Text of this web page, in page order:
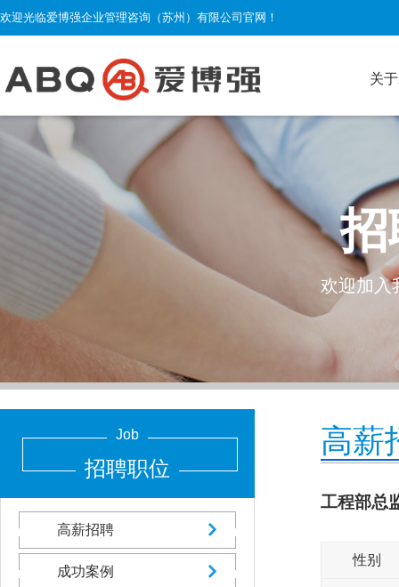
欢迎光临爱博强企业管理咨询（苏州）有限公司官网！
关
欢迎加入
Job
招聘职位
高薪招聘
成功案例
高薪
工程部总
性别